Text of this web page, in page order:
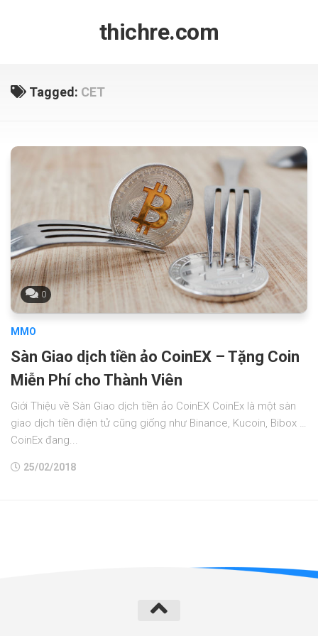
thichre.com
Tagged: CET
0
MMO
Sàn Giao dịch tiền ảo CoinEX – Tặng Coin
Miễn Phí cho Thành Viên
Giới Thiệu về Sàn Giao dịch tiền ảo CoinEX CoinEx là một sàn
giao dịch tiền điện tử cũng giống như Binance, Kucoin, Bibox …
CoinEx đang...
25/02/2018